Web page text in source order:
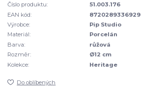
Číslo produktu:
51.003.176
EAN kód:
8720289336929
Výrobce:
Pip Studio
Materiál:
Porcelán
Barva:
růžová
Rozměr:
Ø12 cm
Kolekce:
Heritage
Do oblíbených